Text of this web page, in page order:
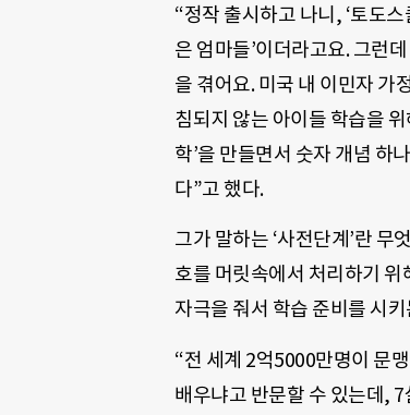
“정작 출시하고 나니, ‘토도
은 엄마들’이더라고요. 그런
을 겪어요. 미국 내 이민자 가
침되지 않는 아이들 학습을
학’을 만들면서 숫자 개념 하
다”고 했다.
그가 말하는 ‘사전단계’란
호를 머릿속에서 처리하기 위
자극을 줘서 학습 준비를 시
“전 세계 2억5000만명이 문
배우냐고 반문할 수 있는데, 7